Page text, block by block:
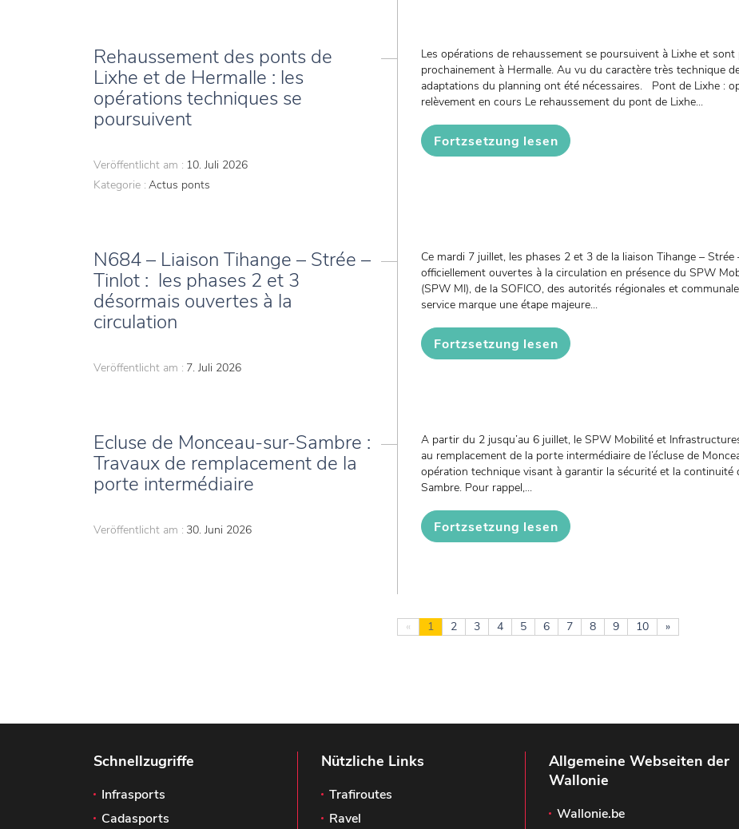
Rehaussement des ponts de
Lixhe et de Hermalle : les
opérations techniques se
poursuivent
Veröffentlicht am : 10. Juli 2026
Kategorie : Actus ponts
Les opérations de rehaussement se poursuivent à Lixhe et sont
prochainement à Hermalle. Au vu du caractère très technique
adaptations du planning ont été nécessaires. Pont de Lixhe :
relèvement en cours Le rehaussement du pont de Lixhe...
Fortzsetzung lesen
N684 – Liaison Tihange – Strée –
Tinlot : les phases 2 et 3
désormais ouvertes à la
circulation
Veröffentlicht am : 7. Juli 2026
Ce mardi 7 juillet, les phases 2 et 3 de la liaison Tihange –
officiellement ouvertes à la circulation en présence du SPW
(SPW MI), de la SOFICO, des autorités régionales et
service marque une étape majeure...
Fortzsetzung lesen
Ecluse de Monceau-sur-Sambre :
Travaux de remplacement de la
porte intermédiaire
Veröffentlicht am : 30. Juni 2026
A partir du 2 jusqu’au 6 juillet, le SPW Mobilité et
au remplacement de la porte intermédiaire de l’écluse de
opération technique visant à garantir la sécurité et la continuité
Sambre. Pour rappel,...
Fortzsetzung lesen
« 1 2 3 4 5 6 7 8 9 10 »
Schnellzugriffe
Infrasports
Cadasports
Nützliche Links
Trafiroutes
Ravel
Allgemeine Webseiten der
Wallonie
Wallonie.be